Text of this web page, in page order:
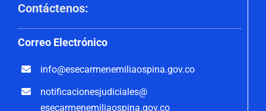
Contáctenos:
Correo Electrónico
info@esecarmenemiliaospina.gov.co
notificacionesjudiciales@
esecarmenemiliaospina.gov.co